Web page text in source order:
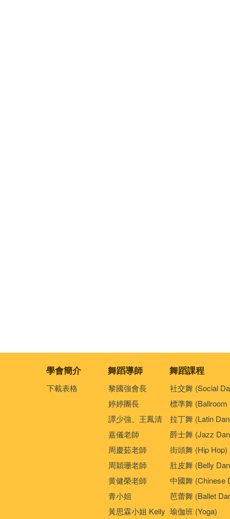
學會簡介 舞蹈導師 舞蹈課程
下載表格
黎國強會長
婷婷團長
譚少強、王鳳清
嘉儀老師
周慶茹老師
周穎珊老師
黄健榮老師
青小姐
黃思霖小姐 Kelly
社交舞 (Social
標準舞 (Ballroom
拉丁舞 (Latin
爵士舞 (Jazz
街頭舞 (Hip Hop)
肚皮舞 (Belly
中國舞 (Chinese
芭蕾舞 (Ballet
瑜伽班 (Yoga)